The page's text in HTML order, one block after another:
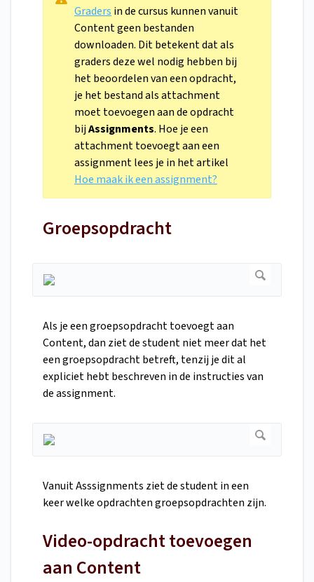
Graders in de cursus kunnen vanuit
Content geen bestanden
downloaden. Dit betekent dat als
graders deze wel nodig hebben bij
het beoordelen van een opdracht,
je het bestand als attachment
moet toevoegen aan de opdracht
bijAssignments. Hoe je een
attachment toevoegt aan een
assignment lees je in het artikel
Hoe maak ik een assignment?
Groepsopdracht
Als je een groepsopdracht toevoegt aan
Content, dan ziet de student niet meer dat het
een groepsopdracht betreft, tenzij je dit al
expliciet hebt beschreven in de instructies van
de assignment.
Vanuit Asssignments ziet de student in een
keer welke opdrachten groepsopdrachten zijn.
Video-opdracht toevoegen
aan Content